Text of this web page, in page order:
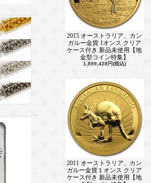
2015 オーストラリア、カン
ガルー金貨 1オンス クリア
ケース付き 新品未使用【地
金型コイン特集】
1,899,428円(税込)
2011 オーストラリア、カン
ガルー金貨１オンス クリア
ケース付き 新品未使用【地